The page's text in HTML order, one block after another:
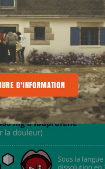
MA BROCHURE
D'INFORMATION